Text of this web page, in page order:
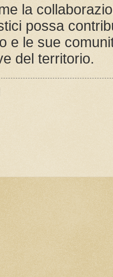
la
possa
e le sue
del territorio.